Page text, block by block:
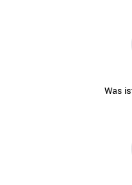
Was